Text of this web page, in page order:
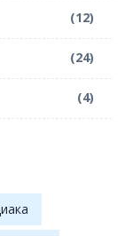
(12)
(24)
(4)